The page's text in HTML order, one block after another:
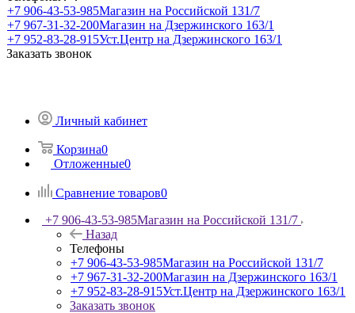
+7 906-43-53-985Магазин на Российской 131/7
+7 967-31-32-200Магазин на Дзержинского 163/1
+7 952-83-28-915Уст.Центр на Дзержинского 163/1
Заказать звонок
Личный кабинет
Корзина0
Отложенные0
Сравнение товаров0
+7 906-43-53-985Магазин на Российской 131/7
Назад
Телефоны
+7 906-43-53-985Магазин на Российской 131/7
+7 967-31-32-200Магазин на Дзержинского 163/1
+7 952-83-28-915Уст.Центр на Дзержинского 163/1
Заказать звонок